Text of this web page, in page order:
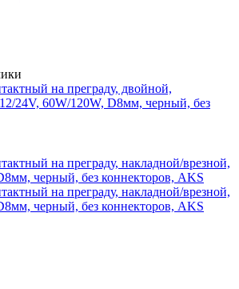
на преграду, двойной,
24V, 60W/120W, D8мм, черный, без
на преграду, накладной/врезной,
черный, без коннекторов, AKS
на преграду, накладной/врезной,
черный, без коннекторов, AKS